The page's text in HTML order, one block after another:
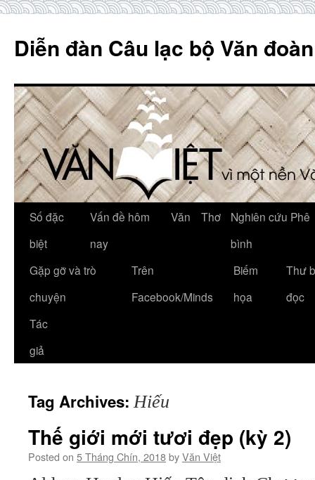
content
Diễn đàn Câu lạc bộ Văn
Số đặc
biệt
Vấn đề hôm
nay
Văn Thơ
Nghiên cứu Phê
bình
Gặp gỡ và trò
chuyện
Trên
Facebook/Minds
Biếm
họa
Thư
đọc
Tác
giả
Tag Archives:Hiếu
Thế giới mới tươi đẹp (kỳ 2)
Posted on 5 Tháng Chín, 2018byVăn Việt